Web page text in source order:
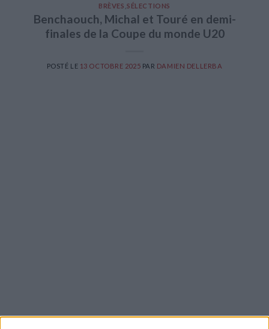
BRÈVES ,SÉLECTIONS
Benchaouch, Michal et Touré en demi-
finales de la Coupe du monde U20
POSTÉ LE 13 OCTOBRE 2025 PAR DAMIEN DELLERBA